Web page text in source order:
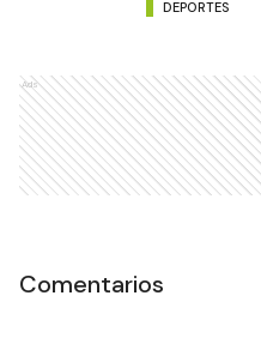
DEPORTES
Ads
Comentarios